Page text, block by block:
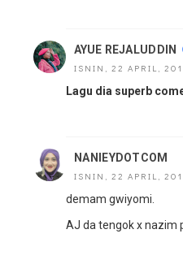
AYUE REJALUDDIN
ISNIN, 22 APRIL,
Lagu dia superb
NANIEYDOTCOM
ISNIN, 22 APRIL,
demam gwiyomi.
AJ da tengok x nazim